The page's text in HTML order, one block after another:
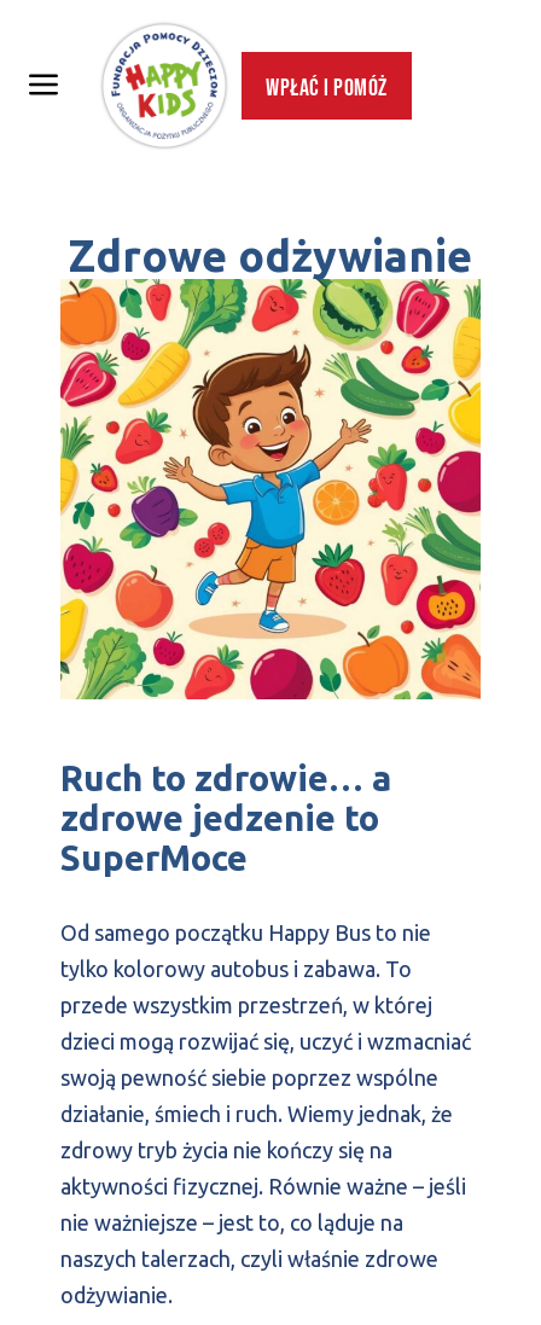
Wpłać i pomóż
Zdrowe odżywianie
Ruch to zdrowie… a
zdrowe jedzenie to
SuperMoce
Od samego początku Happy Bus to nie
tylko kolorowy autobus i zabawa. To
przede wszystkim przestrzeń, w której
dzieci mogą rozwijać się, uczyć i wzmacniać
swoją pewność siebie poprzez wspólne
działanie, śmiech i ruch. Wiemy jednak, że
zdrowy tryb życia nie kończy się na
aktywności fizycznej. Równie ważne – jeśli
nie ważniejsze – jest to, co ląduje na
naszych talerzach, czyli właśnie zdrowe
odżywianie.